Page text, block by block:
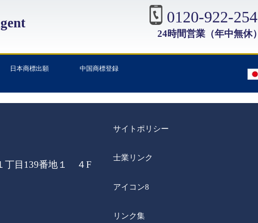
0120-922-254
24時間営業（年中無休）
日本商標出願 中国商標登録
丁目139番地１ ４F
サイトポリシー
士業リンク
アイコン8
リンク集